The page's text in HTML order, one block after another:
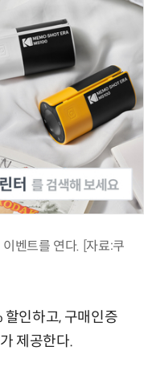
벤트를 연다. [자료:쿠
인하고, 구매인증
제공한다.